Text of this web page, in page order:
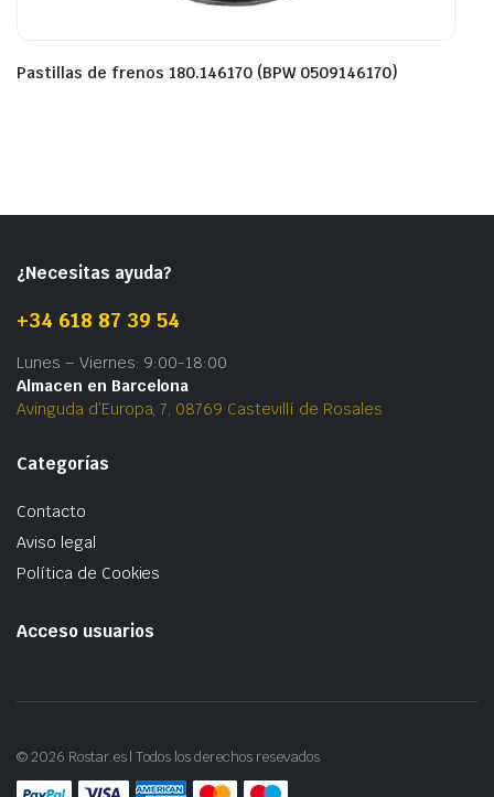
Pastillas de frenos 180.146170 (BPW 0509146170)
¿Necesitas ayuda?
+34 618 87 39 54
Lunes – Viernes: 9:00-18:00
Almacen en Barcelona
Avinguda d’Europa, 7, 08769 Castevillí de Rosales
Categorías
Contacto
Aviso legal
Política de Cookies
Acceso usuarios
© 2026 Rostar.es | Todos los derechos resevados